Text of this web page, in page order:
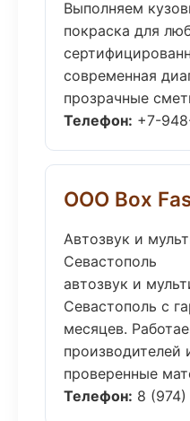
Выполняем
покраска для
современная
прозрачные
Телефон: +7-
ООО Box
Автозвук и
Севастополь
автозвук и
Севастополь с
месяцев.
производителей
проверенные
Телефон: 8